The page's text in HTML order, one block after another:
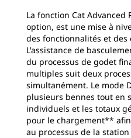
La fonction Cat Advanced
option, est une mise à
des fonctionnalités et des
L'assistance de
du processus de godet
multiples suit deux
simultanément. Le mode
plusieurs bennes tout en
individuels et les totaux
pour le chargement**
au processus de la